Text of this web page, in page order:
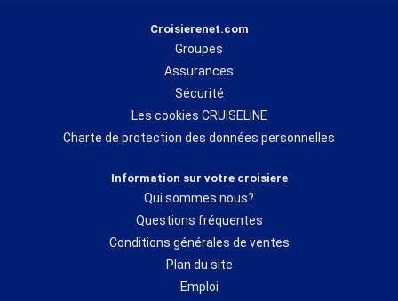
Croisierenet.com
Groupes
Assurances
Sécurité
Les cookies CRUISELINE
Charte de protection des données personnelles
Information sur votre croisiere
Qui sommes nous?
Questions fréquentes
Conditions générales de ventes
Plan du site
Emploi